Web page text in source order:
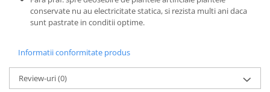
conservate nu au electricitate statica, si rezista multi ani daca
sunt pastrate in conditii optime.
Informatii conformitate produs
Review-uri(0)